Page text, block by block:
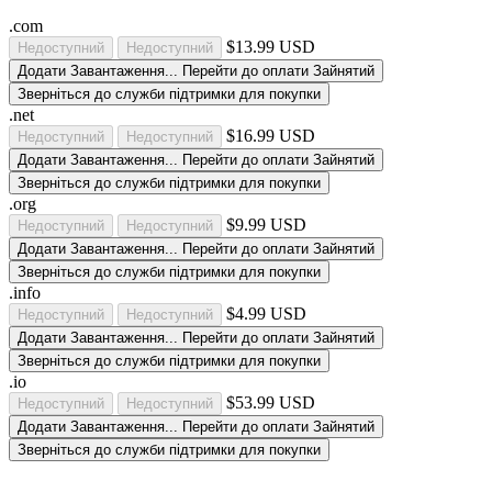
.com
Недоступний Недоступний $13.99 USD
Додати Завантаження... Перейти до оплати Зайнятий
Зверніться до служби підтримки для покупки
.net
Недоступний Недоступний $16.99 USD
Додати Завантаження... Перейти до оплати Зайнятий
Зверніться до служби підтримки для покупки
.org
Недоступний Недоступний $9.99 USD
Додати Завантаження... Перейти до оплати Зайнятий
Зверніться до служби підтримки для покупки
.info
Недоступний Недоступний $4.99 USD
Додати Завантаження... Перейти до оплати Зайнятий
Зверніться до служби підтримки для покупки
.io
Недоступний Недоступний $53.99 USD
Додати Завантаження... Перейти до оплати Зайнятий
Зверніться до служби підтримки для покупки